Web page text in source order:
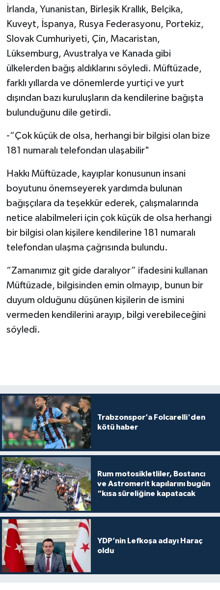
İrlanda, Yunanistan, Birleşik Krallık, Belçika,
Kuveyt, İspanya, Rusya Federasyonu, Portekiz,
Slovak Cumhuriyeti, Çin, Macaristan,
Lüksemburg, Avustralya ve Kanada gibi
ülkelerden bağış aldıklarını söyledi. Müftüzade,
farklı yıllarda ve dönemlerde yurtiçi ve yurt
dışından bazı kuruluşların da kendilerine bağışta
bulunduğunu dile getirdi.
-“Çok küçük de olsa, herhangi bir bilgisi olan bize
181 numaralı telefondan ulaşabilir"
Hakkı Müftüzade, kayıplar konusunun insani
boyutunu önemseyerek yardımda bulunan
bağışçılara da teşekkür ederek, çalışmalarında
netice alabilmeleri için çok küçük de olsa herhangi
bir bilgisi olan kişilere kendilerine 181 numaralı
telefondan ulaşma çağrısında bulundu.
“Zamanımız git gide daralıyor” ifadesini kullanan
Müftüzade, bilgisinden emin olmayıp, bunun bir
duyum olduğunu düşünen kişilerin de ismini
vermeden kendilerini arayıp, bilgi verebileceğini
söyledi.
Trabzonspor’a Folcarelli'den
kötü haber
Rum motosikletliler, Bostancı
ve Astromerit kapılarını bugün
“kısa süreliğine kapatacak
YDP’nin Lefkoşa adayı Haraç
oldu